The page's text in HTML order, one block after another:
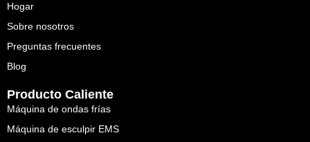
Hogar
Sobre nosotros
Preguntas frecuentes
Blog
Producto Caliente
Máquina de ondas frías
Máquina de esculpir EMS